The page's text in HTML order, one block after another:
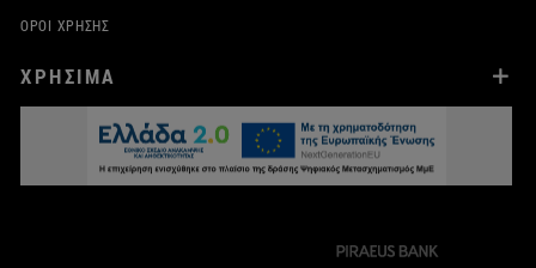
ΌΡΟΙ ΧΡΉΣΗΣ
ΧΡΗΣΙΜΑ